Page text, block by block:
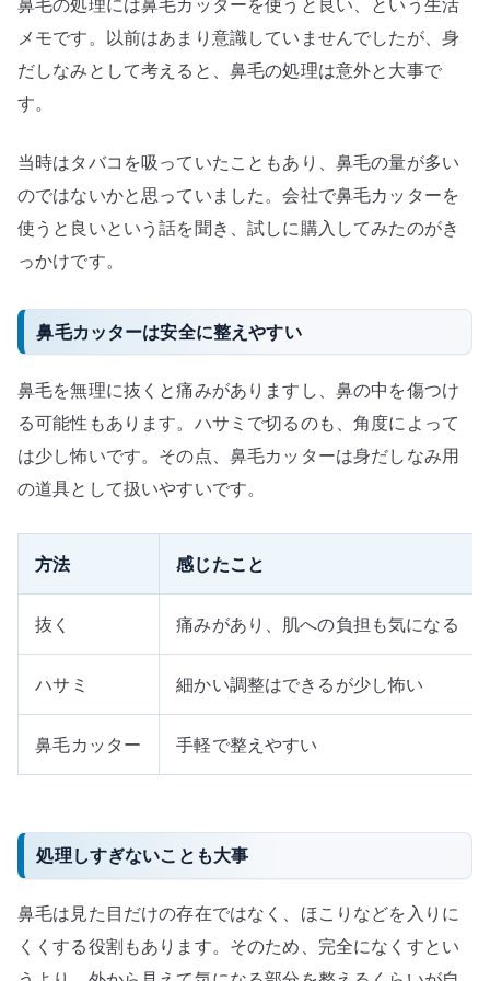
身
だ
し
な
と
て
整
え
へ
の
メモです。以前はあまり意識していませんでしたが、身
だしなみとして考えると、鼻毛の処理は意外と大事で
す。
当時はタバコを吸っていたこともあり、鼻毛の量が多い
のではないかと思っていました。会社で鼻毛カッターを
使うと良いという話を聞き、試しに購入してみたのがき
っかけです。
鼻毛カッターは安全に整えやすい
鼻毛を無理に抜くと痛みがありますし、鼻の中を傷つけ
る可能性もあります。ハサミで切るのも、角度によって
は少し怖いです。その点、鼻毛カッターは身だしなみ用
の道具として扱いやすいです。
方法 感じたこと
抜く 痛みがあり、肌への負担も気になる
ハサミ 細かい調整はできるが少し怖い
鼻毛カッター 手軽で整えやすい
処理しすぎないことも大事
鼻毛は見た目だけの存在ではなく、ほこりなどを入りに
くくする役割もあります。そのため、完全になくすとい